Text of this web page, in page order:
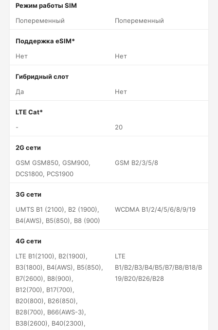
Режим работы SIM
Попеременный
Попеременный
Поддержка eSIM*
Нет
Нет
Гибридный слот
Да
Нет
LTE Cat*
-
20
2G сети
GSM GSM850, GSM900,
DCS1800, PCS1900
GSM B2/3/5/8
3G сети
UMTS B1 (2100), B2 (1900),
B4(AWS), B5(850), B8 (900)
WCDMA B1/2/4/5/6/8/9/19
4G сети
LTE B1(2100), B2(1900),
B3(1800), B4(AWS), B5(850),
B7(2600), B8(900),
B12(700), B17(700),
B20(800), B26(850),
B28(700), B66(AWS-3),
B38(2600), B40(2300),
LTE
B1/B2/B3/B4/B5/B7/B8/B18/B
19/B20/B26/B28